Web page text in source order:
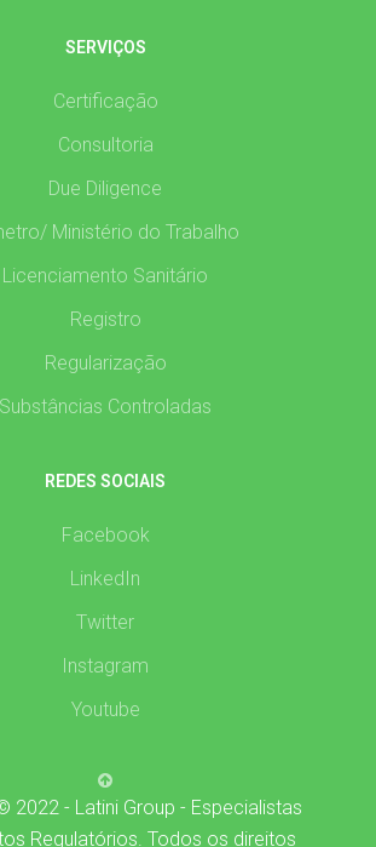
SERVIÇOS
Certificação
Consultoria
Due Diligence
Ministério do Trabalho
Licenciamento Sanitário
Registro
Regularização
Substâncias Controladas
REDES SOCIAIS
Facebook
LinkedIn
Twitter
Instagram
Youtube
2022 - Latini Group - Especialistas
Regulatórios. Todos os direitos